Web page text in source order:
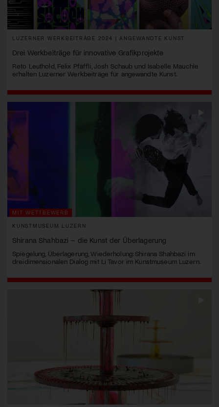
LUZERNER WERKBEITRÄGE 2024 | ANGEWANDTE KUNST
Drei Werkbeiträge für innovative Grafikprojekte
Reto Leuthold, Felix Pfäffli, Josh Schaub und Isabelle Mauchle
erhalten Luzerner Werkbeiträge für angewandte Kunst.
MIT WETTBEWERB
KUNSTMUSEUM LUZERN
Shirana Shahbazi – die Kunst der Überlagerung
Spiegelung, Überlagerung, Wiederholung: Shirana Shahbazi im
dreidimensionalen Dialog mit Li Tavor im Kunstmuseum Luzern.